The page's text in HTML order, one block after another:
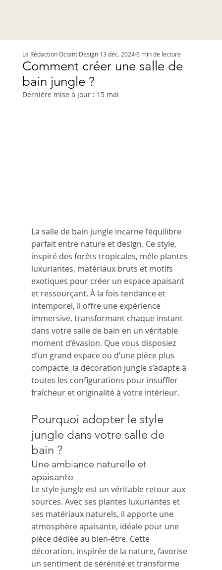
Comment créer une salle de
bain jungle ?
La Rédaction Octant Design13 déc. 20246 min de lecture
Dernière mise à jour : 15 mai
La salle de bain jungle incarne l’équilibre
parfait entre nature et design. Ce style,
inspiré des forêts tropicales, mêle plantes
luxuriantes, matériaux bruts et motifs
exotiques pour créer un espace apaisant
et ressourçant. À la fois tendance et
intemporel, il offre une expérience
immersive, transformant chaque instant
dans votre salle de bain en un véritable
moment d’évasion. Que vous disposiez
d’un grand espace ou d’une pièce plus
compacte, la décoration jungle s’adapte à
toutes les configurations pour insuffler
fraîcheur et originalité à votre intérieur.
Pourquoi adopter le style
jungle dans votre salle de
bain ?
Une ambiance naturelle et
apaisante
Le style jungle est un véritable retour aux
sources. Avec ses plantes luxuriantes et
ses matériaux naturels, il apporte une
atmosphère apaisante, idéale pour une
pièce dédiée au bien-être. Cette
décoration, inspirée de la nature, favorise
un sentiment de sérénité et transforme